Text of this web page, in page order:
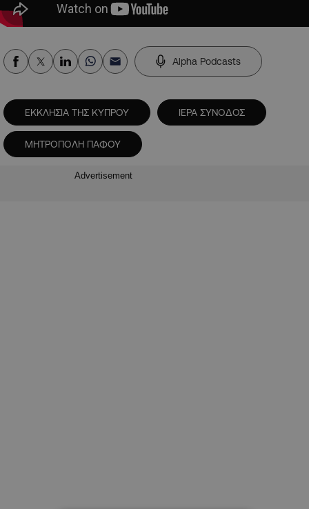
Alpha Podcasts
ΕΚΚΛΗΣΙΑ ΤΗΣ ΚΥΠΡΟΥ ΙΕΡΑ ΣΥΝΟΔΟΣ
ΜΗΤΡΟΠΟΛΗ ΠΑΦΟΥ
Advertisement